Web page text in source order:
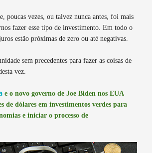
poucas vezes, ou talvez nunca antes, foi mais
fazer esse tipo de investimento. Em todo o
estão próximas de zero ou até negativas.
sem precedentes para fazer as coisas de
vez.
e o novo governo de Joe Biden nos EUA
de dólares em investimentos verdes para
e iniciar o processo de